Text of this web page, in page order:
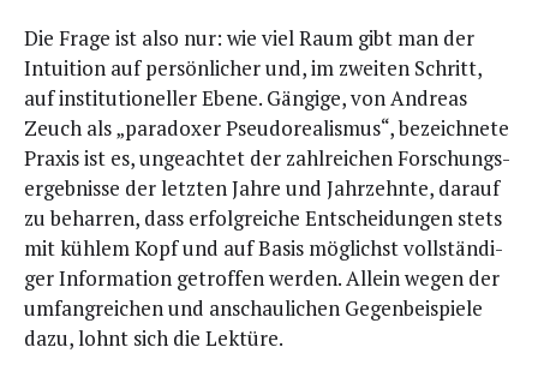
Die Fra­ge ist also nur: wie viel Raum gibt man der
Intui­ti­on auf per­sön­li­cher und, im zwei­ten Schritt,
auf insti­tu­tio­nel­ler Ebe­ne. Gän­gi­ge, von Andre­as
Zeuch als „para­do­xer Pseu­do­rea­lis­mus“, bezeich­ne­te
Pra­xis ist es, unge­ach­tet der zahl­rei­chen For­schungs­
er­geb­nis­se der letz­ten Jah­re und Jahr­zehn­te, dar­auf
zu behar­ren, dass erfolg­rei­che Ent­schei­dun­gen stets
mit küh­lem Kopf und auf Basis mög­lichst voll­stän­di­
ger Infor­ma­ti­on getrof­fen wer­den. Allein wegen der
umfang­rei­chen und anschau­li­chen Gegen­bei­spie­le
dazu, lohnt sich die Lektüre.